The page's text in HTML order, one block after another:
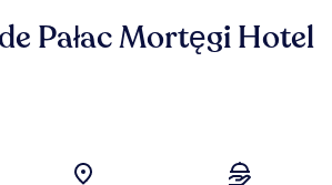
Pałac Mortęgi Hotel